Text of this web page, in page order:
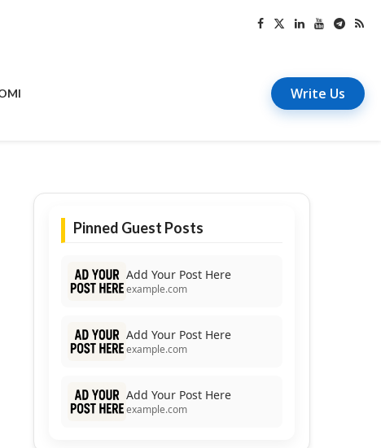
Write Us
Pinned Guest Posts
Add Your Post Here
example.com
Add Your Post Here
example.com
Add Your Post Here
example.com